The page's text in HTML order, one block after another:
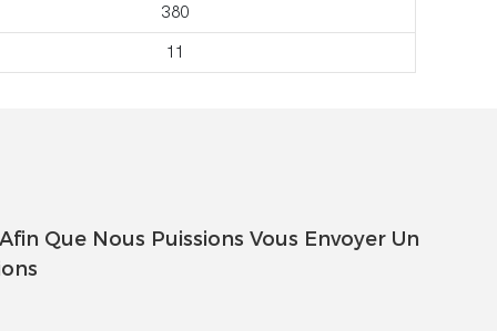
380
11
Que Nous Puissions Vous Envoyer Un